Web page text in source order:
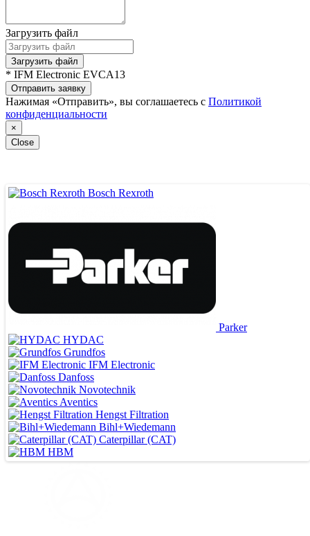
Загрузить файл
Загрузить файл
* IFM Electronic EVCA13
Отправить заявку
Нажимая «Отправить», вы соглашаетесь с Политикой
конфиденциальности
×
Close
ВЕДУЩИЕ ПОСТАВЩИКИ
Bosch Rexroth
Parker
HYDAC
Grundfos
IFM Electronic
Danfoss
Novotechnik
Aventics
Hengst Filtration
Bihl+Wiedemann
Caterpillar (CAT)
HBM